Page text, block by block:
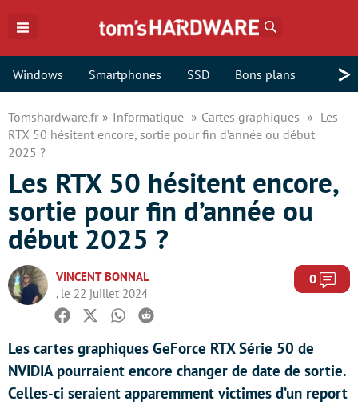
Windows Smartphones SSD Bons plans >
Tomshardware.fr Informatique Cartes graphiques
Les
RTX 50 hésitent encore, sortie pour fin d’année ou début
2025 ?
Les RTX 50 hésitent encore,
sortie pour fin d’année ou
début 2025 ?
VINCENT BONNAL
, le 22 juillet 2024
0
Facebook
TwitterWhatsapp
Reddit
Les cartes graphiques GeForce RTX Série 50 de
NVIDIA pourraient encore changer de date de sortie.
Celles-ci seraient apparemment victimes d’un report